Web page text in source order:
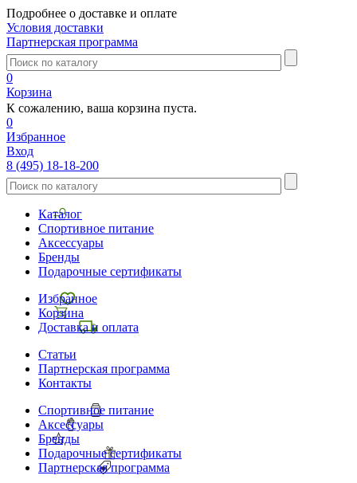
Подробнее о доставке и оплате
Условия доставки
Партнерская программа
0
Корзина
К сожалению, ваша корзина пуста.
0
Избранное
Вход
8 (495) 18-18-200
Каталог
Спортивное питание
Аксессуары
Бренды
Подарочные сертификаты
Избранное
Корзина
Доставка и оплата
Статьи
Партнерская программа
Контакты
Спортивное питание
Аксессуары
Бренды
Подарочные сертификаты
Партнерская программа